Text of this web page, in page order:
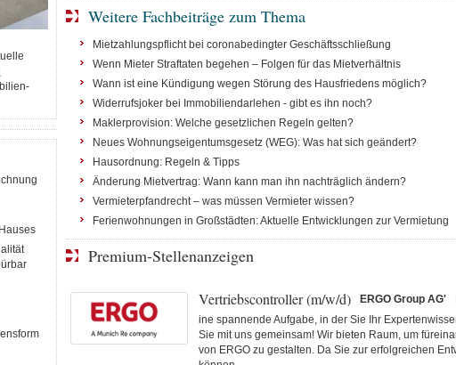
Weitere Fachbeiträge zum Thema
Mietzahlungspflicht bei coronabedingter Geschäftsschließung
Wenn Mieter Straftaten begehen – Folgen für das Mietverhältnis
Wann ist eine Kündigung wegen Störung des Hausfriedens möglich?
Widerrufsjoker bei Immobiliendarlehen - gibt es ihn noch?
Maklerprovision: Welche gesetzlichen Regeln gelten?
Neues Wohnungseigentumsgesetz (WEG): Was hat sich geändert?
Hausordnung: Regeln & Tipps
Änderung Mietvertrag: Wann kann man ihn nachträglich ändern?
Vermieterpfandrecht – was müssen Vermieter wissen?
Ferienwohnungen in Großstädten: Aktuelle Entwicklungen zur Vermietung
Premium-Stellenanzeigen
Vertriebscontroller (m/w/d) ERGO Group AG'
ine spannende Aufgabe, in der Sie Ihr
Sie mit uns gemeinsam! Wir bieten Raum, um
von ERGO zu gestalten. Da Sie zur erfolgreichen